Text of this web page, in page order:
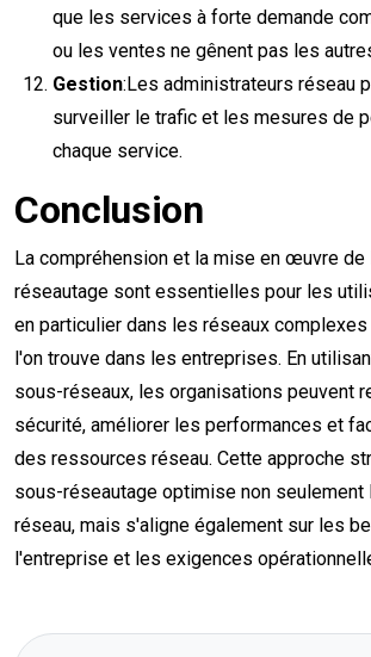
que les services à forte demande
ou les ventes ne gênent pas les
Gestion:Les administrateurs réseau
surveiller le trafic et les mesures de
chaque service.
Conclusion
La compréhension et la mise en œuvre de
réseautage sont essentielles pour les
en particulier dans les réseaux
l'on trouve dans les entreprises. En
sous-réseaux, les organisations peuvent
sécurité, améliorer les performances et
des ressources réseau. Cette approche
sous-réseautage optimise non seulement
réseau, mais s'aligne également sur les
l'entreprise et les exigences